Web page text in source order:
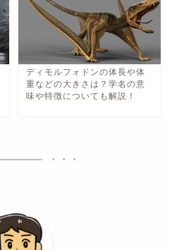
ディモルフォドンの体長や体
重などの大きさは？学名の意
味や特徴についても解説！